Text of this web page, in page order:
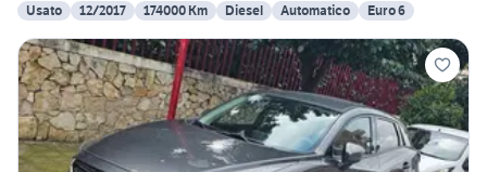
Usato
12/2017 174000 Km Diesel Automatico Euro 6